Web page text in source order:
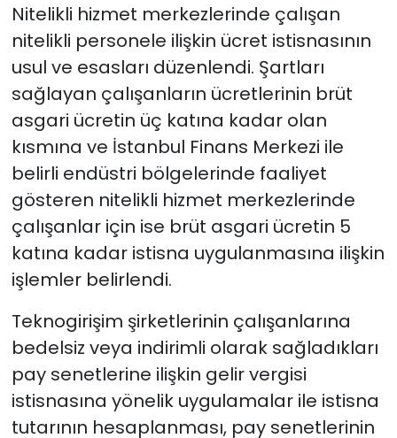
Nitelikli hizmet merkezlerinde çalışan
nitelikli personele ilişkin ücret istisnasının
usul ve esasları düzenlendi. Şartları
sağlayan çalışanların ücretlerinin brüt
asgari ücretin üç katına kadar olan
kısmına ve İstanbul Finans Merkezi ile
belirli endüstri bölgelerinde faaliyet
gösteren nitelikli hizmet merkezlerinde
çalışanlar için ise brüt asgari ücretin 5
katına kadar istisna uygulanmasına ilişkin
işlemler belirlendi.
Teknogirişim şirketlerinin çalışanlarına
bedelsiz veya indirimli olarak sağladıkları
pay senetlerine ilişkin gelir vergisi
istisnasına yönelik uygulamalar ile istisna
tutarının hesaplanması, pay senetlerinin